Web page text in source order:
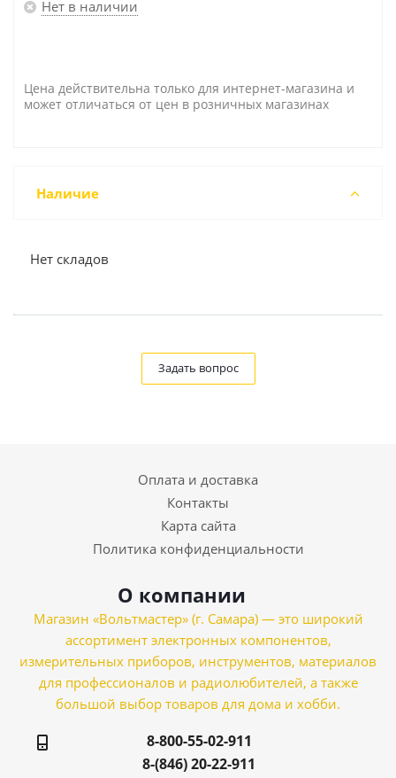
Нет в наличии
Цена действительна только для интернет-магазина и
может отличаться от цен в розничных магазинах
Наличие
Нет складов
Задать вопрос
Оплата и доставка
Контакты
Карта сайта
Политика конфиденциальности
О компании
Магазин «Вольтмастер» (г. Самара) — это широкий
ассортимент электронных компонентов,
измерительных приборов, инструментов, материалов
для профессионалов и радиолюбителей, а также
большой выбор товаров для дома и хобби.
8-800-55-02-911
8-(846) 20-22-911